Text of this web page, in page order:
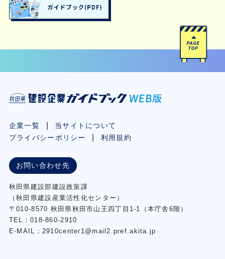
企業一覧
当サイトについて
プライバシーポリシー
利用規約
お問い合わせ先
秋⽥県建設部建設政策課
（秋⽥県建設産業活性化センター）
〒010-8570 秋田県秋田市⼭王四丁⽬1-1（本庁舎6階）
TEL：018-860-2910
E-MAIL：2910center1@mail2.pref.akita.jp